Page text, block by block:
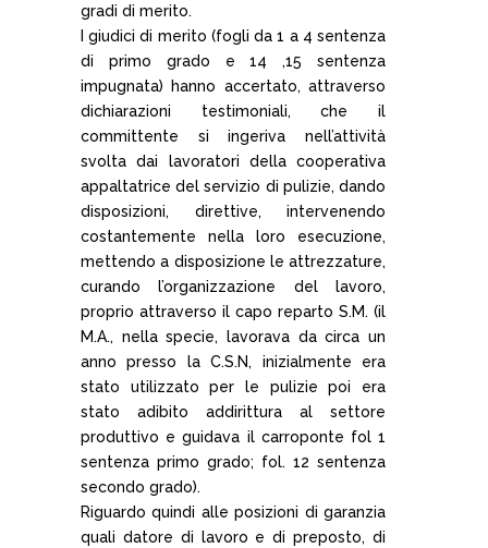
gradi di merito.
I giudici di merito (fogli da 1 a 4 sentenza
di primo grado e 14 ,15 sentenza
impugnata) hanno accertato, attraverso
dichiarazioni testimoniali, che il
committente si ingeriva nell’attività
svolta dai lavoratori della cooperativa
appaltatrice del servizio di pulizie, dando
disposizioni, direttive, intervenendo
costantemente nella loro esecuzione,
mettendo a disposizione le attrezzature,
curando l’organizzazione del lavoro,
proprio attraverso il capo reparto S.M. (il
M.A., nella specie, lavorava da circa un
anno presso la C.S.N, inizialmente era
stato utilizzato per le pulizie poi era
stato adibito addirittura al settore
produttivo e guidava il carroponte fol 1
sentenza primo grado; fol. 12 sentenza
secondo grado).
Riguardo quindi alle posizioni di garanzia
quali datore di lavoro e di preposto, di